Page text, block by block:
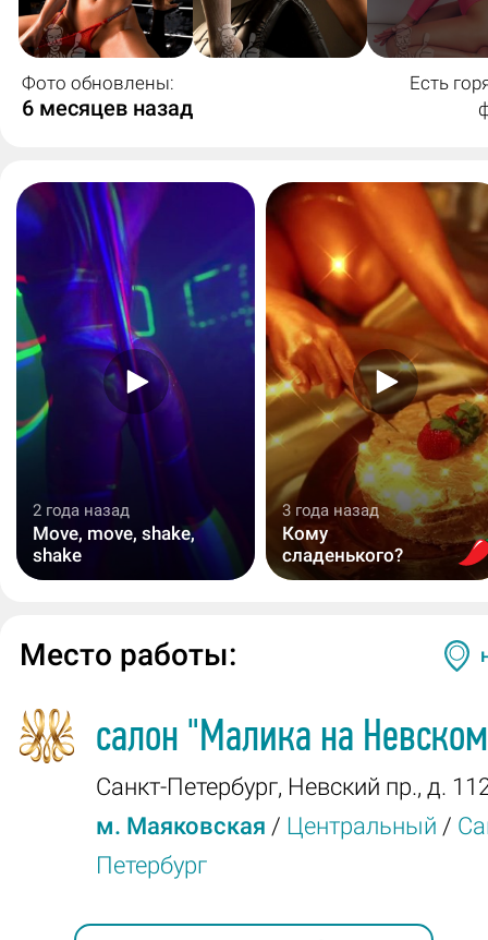
Фото обновлены:
6 месяцев назад
Есть
2 года назад
Move, move, shake,
shake
3 года назад
Кому
сладенького?
Место работы:
салон "Малика на
Санкт-Петербург, Невский пр., д.
м. Маяковская / Центральный /
Петербург